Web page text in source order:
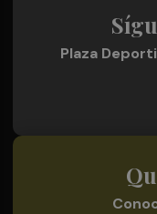
Plaza